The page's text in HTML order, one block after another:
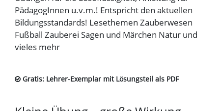
PädagogInnen u.v.m.! Entspricht den aktuellen
Bildungsstandards! Lesethemen Zauberwesen
Fußball Zauberei Sagen und Märchen Natur und
vieles mehr
Gratis: Lehrer-Exemplar mit Lösungsteil als PDF